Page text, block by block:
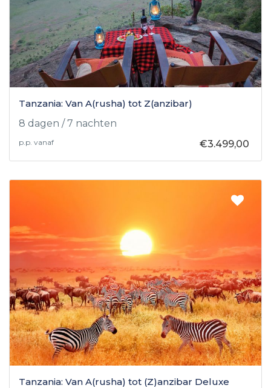
Tanzania: Van A(rusha) tot Z(anzibar)
8 dagen / 7 nachten
p.p. vanaf €3.499,00
Tanzania: Van A(rusha) tot (Z)anzibar Deluxe